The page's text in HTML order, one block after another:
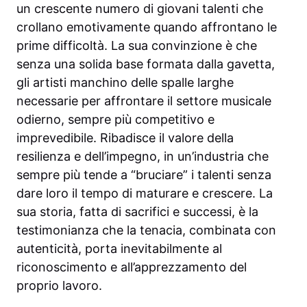
un crescente numero di giovani talenti che
crollano emotivamente quando affrontano le
prime difficoltà. La sua convinzione è che
senza una solida base formata dalla gavetta,
gli artisti manchino delle spalle larghe
necessarie per affrontare il settore musicale
odierno, sempre più competitivo e
imprevedibile. Ribadisce il valore della
resilienza e dell’impegno, in un’industria che
sempre più tende a “bruciare” i talenti senza
dare loro il tempo di maturare e crescere. La
sua storia, fatta di sacrifici e successi, è la
testimonianza che la tenacia, combinata con
autenticità, porta inevitabilmente al
riconoscimento e all’apprezzamento del
proprio lavoro.